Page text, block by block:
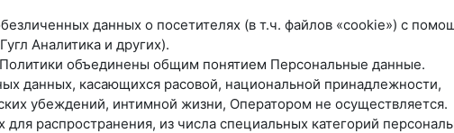
данных о посетителях (в т.ч. файлов «cookie») с
Аналитика и других).
объединены общим понятием Персональные данные.
данных, касающихся расовой, национальной принадлежности,
убеждений, интимной жизни, Оператором не осуществляется.
распространения, из числа специальных категорий